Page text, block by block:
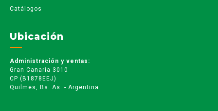
Catálogos
Ubicación
Administración y ventas:
Gran Canaria 3010
CP (B1878EEJ)
Quilmes, Bs. As. - Argentina